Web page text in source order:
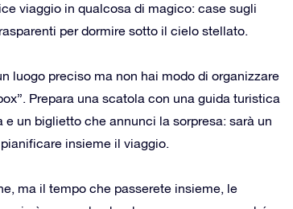
viaggio in qualcosa di magico: case sugli
per dormire sotto il cielo stellato.
luogo preciso ma non hai modo di organizzare
Prepara una scatola con una guida turistica
un biglietto che annunci la sorpresa: sarà un
insieme il viaggio.
ma il tempo che passerete insieme, le